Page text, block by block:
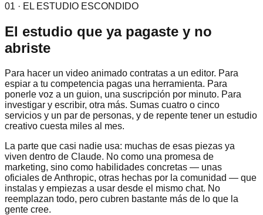
01 · EL ESTUDIO ESCONDIDO
El estudio que ya pagaste y no
abriste
Para hacer un video animado contratas a un editor. Para
espiar a tu competencia pagas una herramienta. Para
ponerle voz a un guion, una suscripción por minuto. Para
investigar y escribir, otra más. Sumas cuatro o cinco
servicios y un par de personas, y de repente tener un estudio
creativo cuesta miles al mes.
La parte que casi nadie usa: muchas de esas piezas ya
viven dentro de Claude. No como una promesa de
marketing, sino como habilidades concretas — unas
oficiales de Anthropic, otras hechas por la comunidad — que
instalas y empiezas a usar desde el mismo chat. No
reemplazan todo, pero cubren bastante más de lo que la
gente cree.